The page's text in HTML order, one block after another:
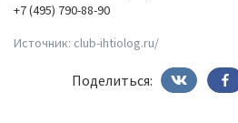
+7 (495) 790-88-90
Источник: club-ihtiolog.ru/
Поделиться: